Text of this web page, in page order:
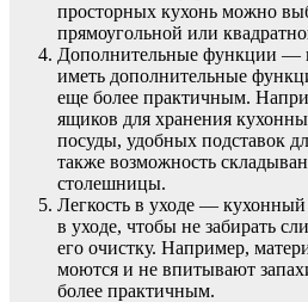
просторных кухонь можно
прямоугольной или
Дополнительные функции —
иметь дополнительные
еще более практичным.
ящиков для хранения
посуды, удобных подставок
также возможность
столешницы.
Легкость в уходе —
в уходе, чтобы не забирать
его очистку. Например,
моются и не впитывают
более практичным.